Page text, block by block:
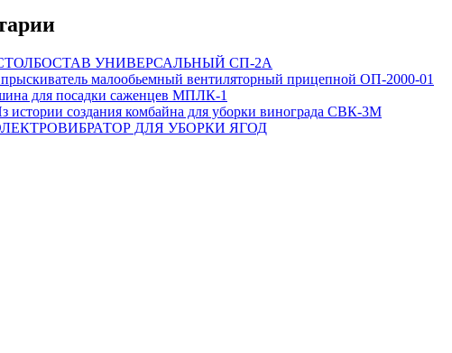
УНИВЕРСАЛЬНЫЙ СП-2А
малообьемный вентиляторный прицепной ОП-2000-01
для посадки саженцев МПЛК-1
истории создания комбайна для уборки винограда СВК-3М
ДЛЯ УБОРКИ ЯГОД